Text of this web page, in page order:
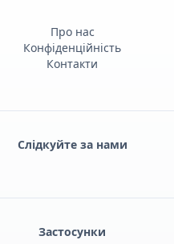
Про нас
Конфіденційність
Контакти
Слідкуйте за нами
Застосунки